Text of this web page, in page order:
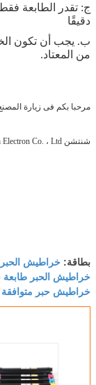
ج: تقدر الطابعة
دقيقًا
ب. يجب أن تكون
من المعتاد.
مرحبا بكم فى زيارة
شنتشن South-Yusen Electron Co. ، Ltd.
بطاقة: خراطيش
خراطيش الحبر
خراطيش حبر